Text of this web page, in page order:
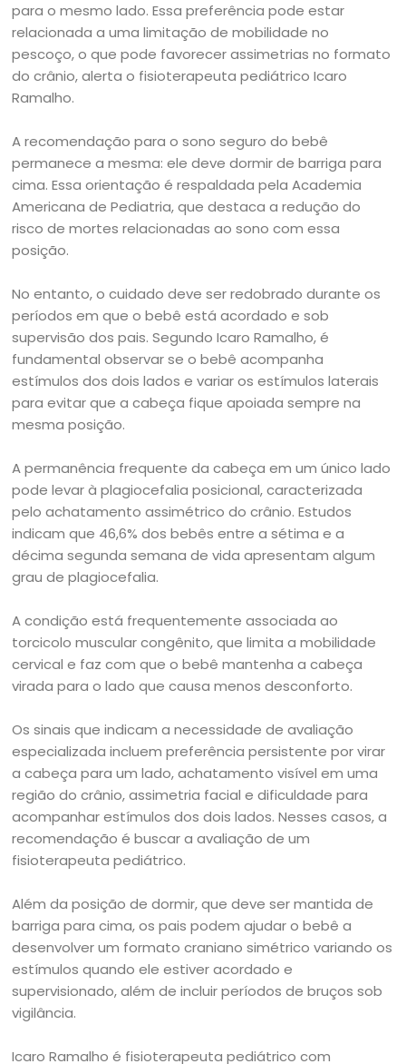
para o mesmo lado. Essa preferência pode estar
relacionada a uma limitação de mobilidade no
pescoço, o que pode favorecer assimetrias no formato
do crânio, alerta o fisioterapeuta pediátrico Icaro
Ramalho.
A recomendação para o sono seguro do bebê
permanece a mesma: ele deve dormir de barriga para
cima. Essa orientação é respaldada pela Academia
Americana de Pediatria, que destaca a redução do
risco de mortes relacionadas ao sono com essa
posição.
No entanto, o cuidado deve ser redobrado durante os
períodos em que o bebê está acordado e sob
supervisão dos pais. Segundo Icaro Ramalho, é
fundamental observar se o bebê acompanha
estímulos dos dois lados e variar os estímulos laterais
para evitar que a cabeça fique apoiada sempre na
mesma posição.
A permanência frequente da cabeça em um único lado
pode levar à plagiocefalia posicional, caracterizada
pelo achatamento assimétrico do crânio. Estudos
indicam que 46,6% dos bebês entre a sétima e a
décima segunda semana de vida apresentam algum
grau de plagiocefalia.
A condição está frequentemente associada ao
torcicolo muscular congênito, que limita a mobilidade
cervical e faz com que o bebê mantenha a cabeça
virada para o lado que causa menos desconforto.
Os sinais que indicam a necessidade de avaliação
especializada incluem preferência persistente por virar
a cabeça para um lado, achatamento visível em uma
região do crânio, assimetria facial e dificuldade para
acompanhar estímulos dos dois lados. Nesses casos, a
recomendação é buscar a avaliação de um
fisioterapeuta pediátrico.
Além da posição de dormir, que deve ser mantida de
barriga para cima, os pais podem ajudar o bebê a
desenvolver um formato craniano simétrico variando os
estímulos quando ele estiver acordado e
supervisionado, além de incluir períodos de bruços sob
vigilância.
Icaro Ramalho é fisioterapeuta pediátrico com